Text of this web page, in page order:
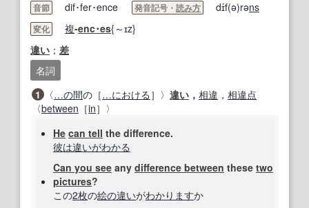
音節 dif･fer･ence 発音記号・ 読み方 dɪ́f(ə)rəns
変化 複-enc･es{～ɪz}
違い ； 差
名詞
1
〈…の間の［…における ］〉 違い ， 相違 ， 相違点
〈between ［in］〉
He can tell the difference.
彼は違いがわかる
Can you see any difference between these two
pictures?
この2枚の絵の違いがわかりますか